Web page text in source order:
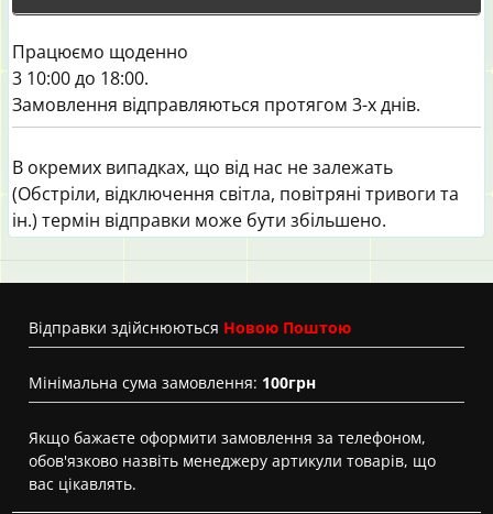
Працюємо щоденно
3 10:00 до 18:00.
Замовлення відправляються протягом 3-х днів.
В окремих випадках, що від нас не залежать
(Обстріли, відключення світла, повітряні тривоги та
ін.) термін відправки може бути збільшено.
Вiдправки здійснюються Новою Поштою
Мінімальна сума замовлення: 100грн
Якщо бажаєте оформити замовлення за телефоном,
обов'язково назвіть менеджеру артикули товарів, що
вас цікавлять.